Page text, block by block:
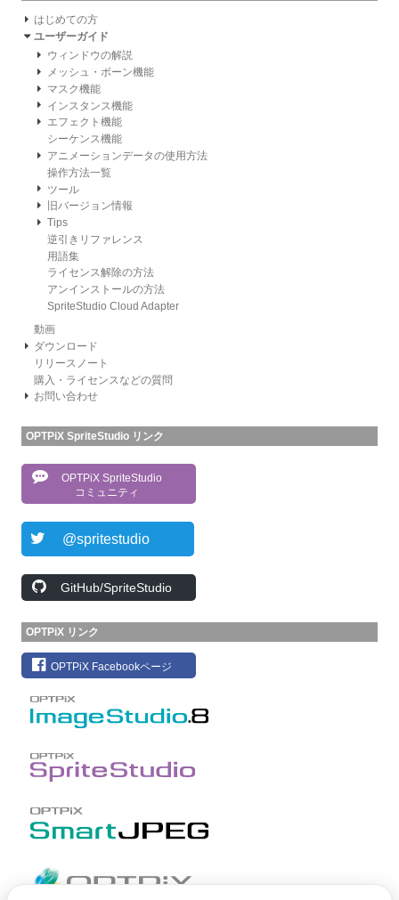
はじめての方
ユーザーガイド
ウィンドウの解説
メッシュ・ボーン機能
マスク機能
インスタンス機能
エフェクト機能
シーケンス機能
アニメーションデータの使用方法
操作方法一覧
ツール
旧バージョン情報
Tips
逆引きリファレンス
用語集
ライセンス解除の方法
アンインストールの方法
SpriteStudio Cloud Adapter
動画
ダウンロード
リリースノート
購入・ライセンスなどの質問
お問い合わせ
OPTPiX SpriteStudio リンク
OPTPiX SpriteStudio
コミュニティ
@spritestudio
GitHub/SpriteStudio
OPTPiX リンク
OPTPiX Facebookページ